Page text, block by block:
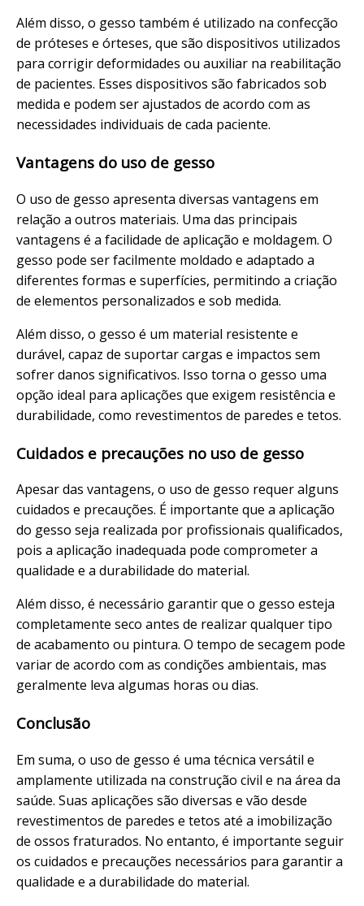
Além disso, o gesso também é utilizado na confecção
de próteses e órteses, que são dispositivos utilizados
para corrigir deformidades ou auxiliar na reabilitação
de pacientes. Esses dispositivos são fabricados sob
medida e podem ser ajustados de acordo com as
necessidades individuais de cada paciente.
Vantagens do uso de gesso
O uso de gesso apresenta diversas vantagens em
relação a outros materiais. Uma das principais
vantagens é a facilidade de aplicação e moldagem. O
gesso pode ser facilmente moldado e adaptado a
diferentes formas e superfícies, permitindo a criação
de elementos personalizados e sob medida.
Além disso, o gesso é um material resistente e
durável, capaz de suportar cargas e impactos sem
sofrer danos significativos. Isso torna o gesso uma
opção ideal para aplicações que exigem resistência e
durabilidade, como revestimentos de paredes e tetos.
Cuidados e precauções no uso de gesso
Apesar das vantagens, o uso de gesso requer alguns
cuidados e precauções. É importante que a aplicação
do gesso seja realizada por profissionais qualificados,
pois a aplicação inadequada pode comprometer a
qualidade e a durabilidade do material.
Além disso, é necessário garantir que o gesso esteja
completamente seco antes de realizar qualquer tipo
de acabamento ou pintura. O tempo de secagem pode
variar de acordo com as condições ambientais, mas
geralmente leva algumas horas ou dias.
Conclusão
Em suma, o uso de gesso é uma técnica versátil e
amplamente utilizada na construção civil e na área da
saúde. Suas aplicações são diversas e vão desde
revestimentos de paredes e tetos até a imobilização
de ossos fraturados. No entanto, é importante seguir
os cuidados e precauções necessários para garantir a
qualidade e a durabilidade do material.